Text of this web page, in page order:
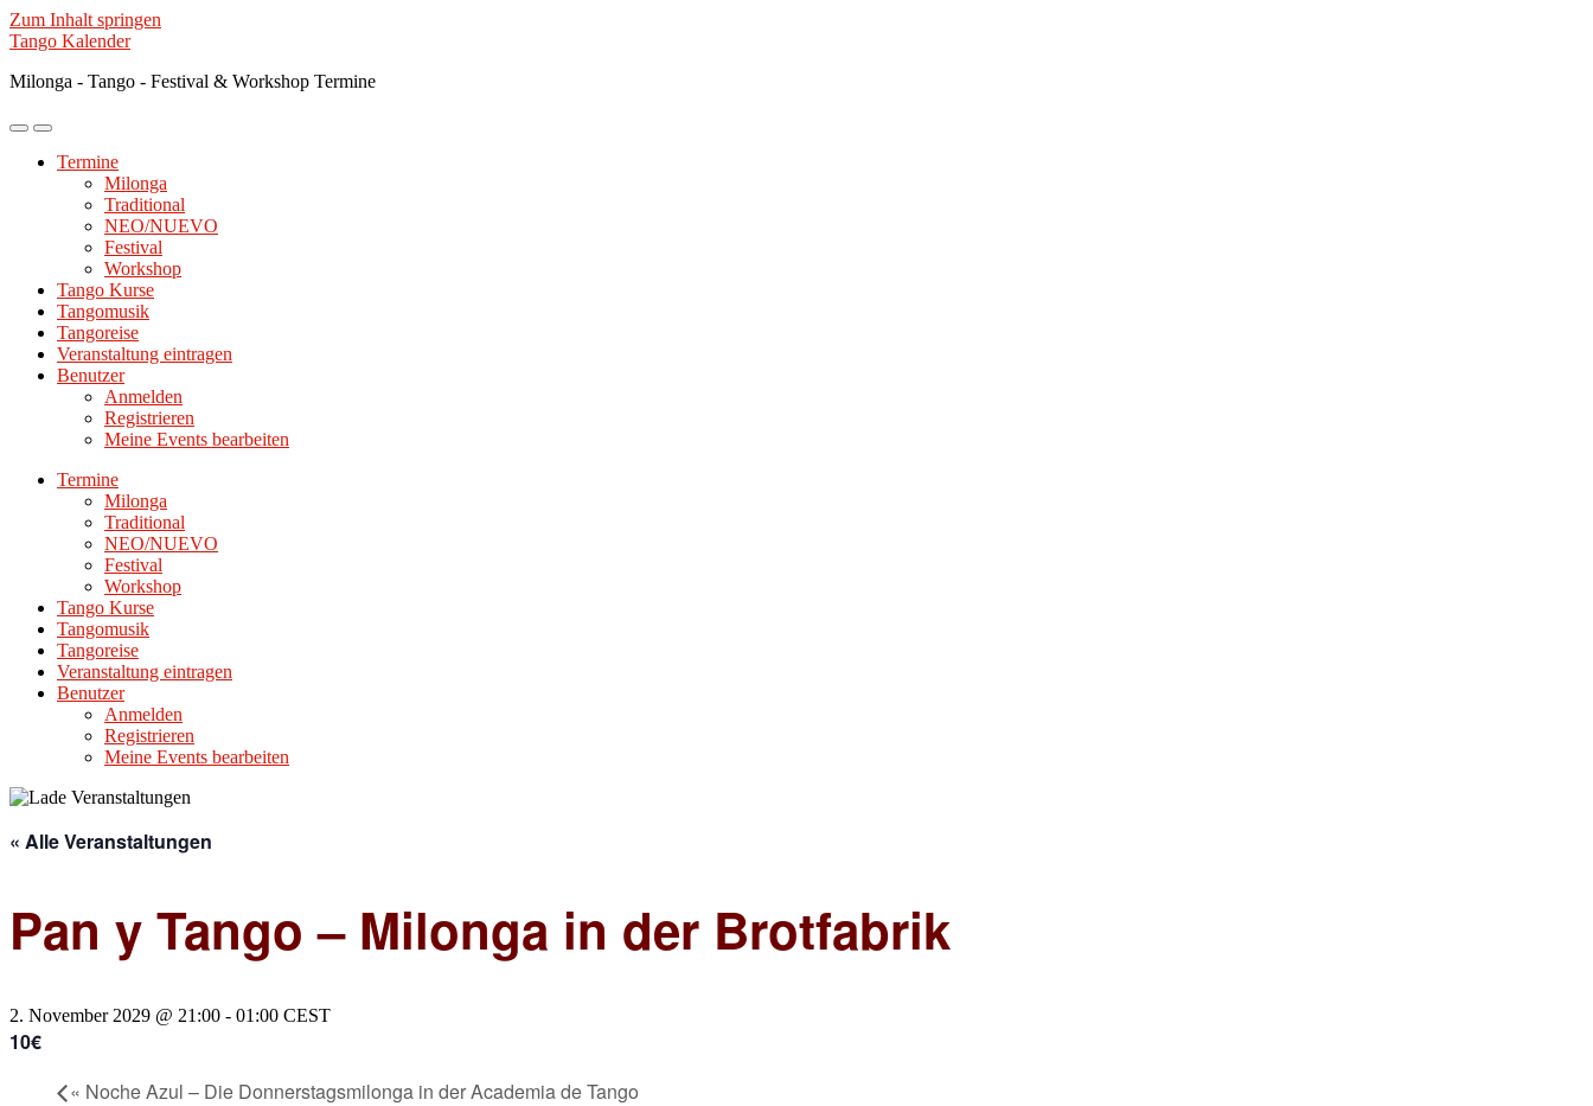
Zum Inhalt springen
Tango Kalender
Milonga - Tango - Festival & Workshop Termine
Mobile-
ein-/ausblenden
Suchfeld
ein-/ausblenden
Termine
Milonga
Traditional
NEO/NUEVO
Festival
Workshop
Tango Kurse
Tangomusik
Tangoreise
Veranstaltung eintragen
Benutzer
Anmelden
Registrieren
Meine Events bearbeiten
Termine
Milonga
Traditional
NEO/NUEVO
Festival
Workshop
Tango Kurse
Tangomusik
Tangoreise
Veranstaltung eintragen
Benutzer
Anmelden
Registrieren
Meine Events bearbeiten
« Alle Veranstaltungen
Pan y Tango – Milonga in der Brotfabrik
2. November 2029 @ 21:00 - 01:00 CEST
10€
« Noche Azul – Die Donnerstagsmilonga in der Academia de Tango